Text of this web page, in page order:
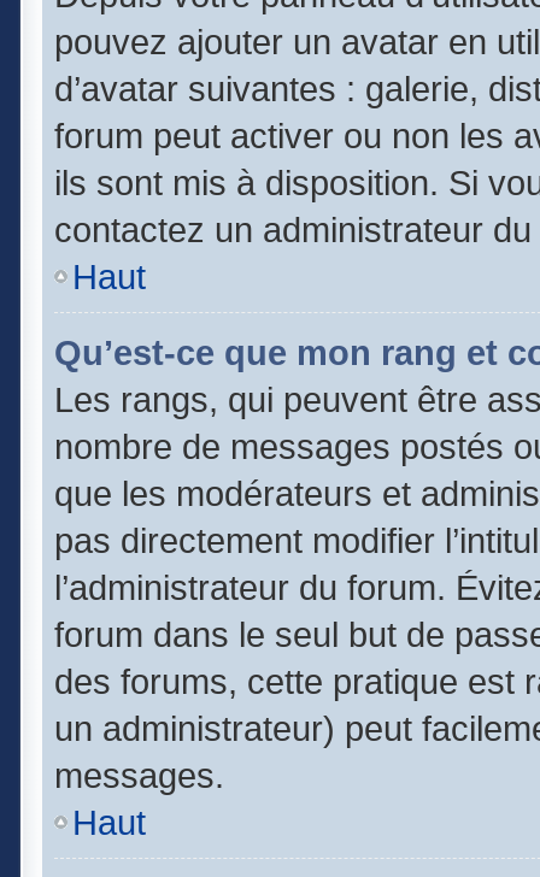
pouvez ajouter un avatar en
d’avatar suivantes : galerie,
forum peut activer ou non les
ils sont mis à disposition. Si
contactez un administrateur
Haut
Qu’est-ce que mon rang et
Les rangs, qui peuvent être
nombre de messages postés
que les modérateurs et
pas directement modifier
l’administrateur du forum.
forum dans le seul but de
des forums, cette pratique est
un administrateur) peut
messages.
Haut